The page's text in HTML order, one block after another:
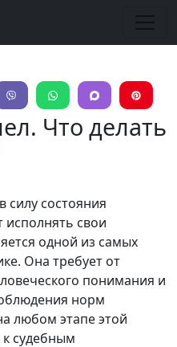
Что делать
силу состояния
свои
одной из самых
Она требует от
понимания и
норм
любом этапе этой
судебным